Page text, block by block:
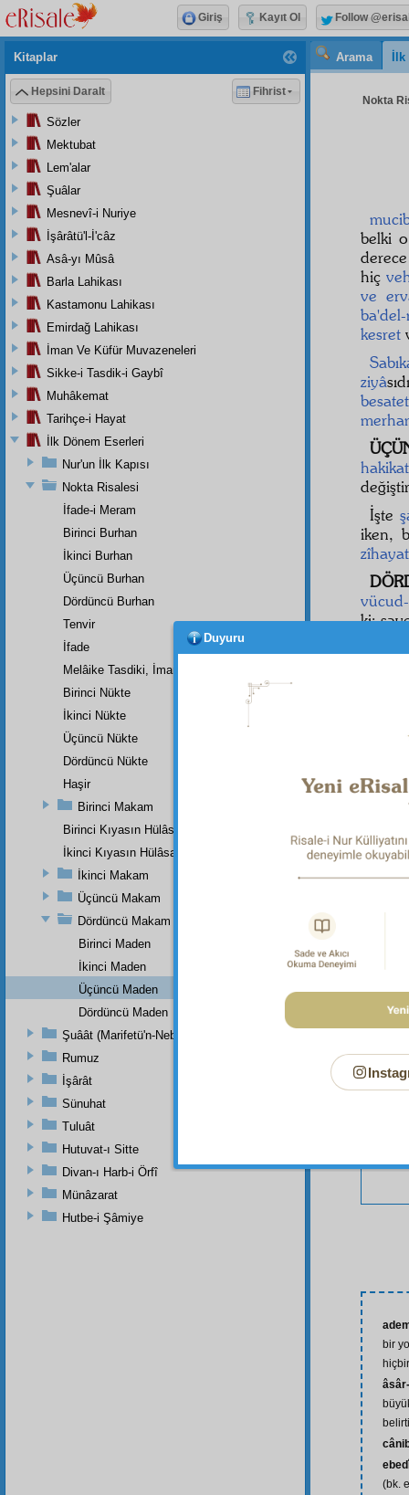
Arama
Nokta
belki
hiç
ve
kesret
ziyâ
besatet
İşte
iken,
zîhayat
ki;
Bu
bir
(bk.
Kitaplar
Hepsini Daralt Fihrist
Sözler
Mektubat
Lem'alar
Şuâlar
Mesnevî-i Nuriye
İşârâtü'l-İ'câz
Asâ-yı Mûsâ
Barla Lahikası
Kastamonu Lahikası
Emirdağ Lahikası
İman Ve Küfür Muvazeneleri
Sikke-i Tasdik-i Gaybî
Muhâkemat
Tarihçe-i Hayat
İlk Dönem Eserleri
Nur'un İlk Kapısı
Nokta Risalesi
İfade-i Meram
Birinci Burhan
İkinci Burhan
Üçüncü Burhan
Dördüncü Burhan
Tenvir
İfade
Melâike Tasdiki, İmanın Bir Rüknüdür
Birinci Nükte
İkinci Nükte
Üçüncü Nükte
Dördüncü Nükte
Haşir
Birinci Makam
Birinci Kıyasın Hülâsası
İkinci Kıyasın Hülâsası
İkinci Makam
Üçüncü Makam
Dördüncü Makam
Birinci Maden
İkinci Maden
Üçüncü Maden
Dördüncü Maden
Şuâât (Marifetü'n-Nebi)
Rumuz
İşârât
Sünuhat
Tuluât
Hutuvat-ı Sitte
Divan-ı Harb-i Örfî
Münâzarat
Hutbe-i Şâmiye
Giriş Kayıt Ol Follow
Duyuru